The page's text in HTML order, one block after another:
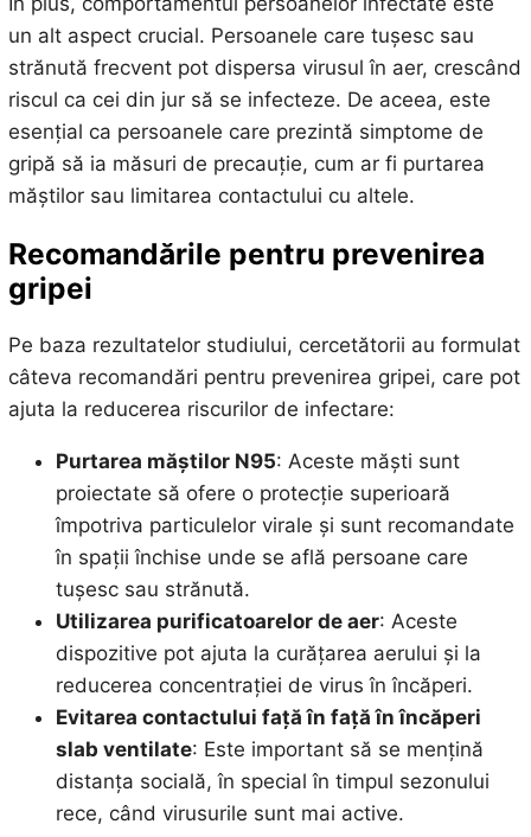
un alt aspect crucial. Persoanele care tușesc sau
strănută frecvent pot dispersa virusul în aer, crescând
riscul ca cei din jur să se infecteze. De aceea, este
esențial ca persoanele care prezintă simptome de
gripă să ia măsuri de precauție, cum ar fi purtarea
măștilor sau limitarea contactului cu altele.
Recomandările pentru prevenirea
gripei
Pe baza rezultatelor studiului, cercetătorii au formulat
câteva recomandări pentru prevenirea gripei, care pot
ajuta la reducerea riscurilor de infectare:
Purtarea măștilor N95: Aceste măști sunt
proiectate să ofere o protecție superioară
împotriva particulelor virale și sunt recomandate
în spații închise unde se află persoane care
tușesc sau strănută.
Utilizarea purificatoarelor de aer: Aceste
dispozitive pot ajuta la curățarea aerului și la
reducerea concentrației de virus în încăperi.
Evitarea contactului față în față în încăperi
slab ventilate: Este important să se mențină
distanța socială, în special în timpul sezonului
rece, când virusurile sunt mai active.